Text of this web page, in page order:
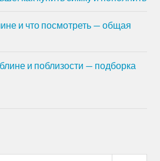
и что посмотреть — общая
и поблизости — подборка